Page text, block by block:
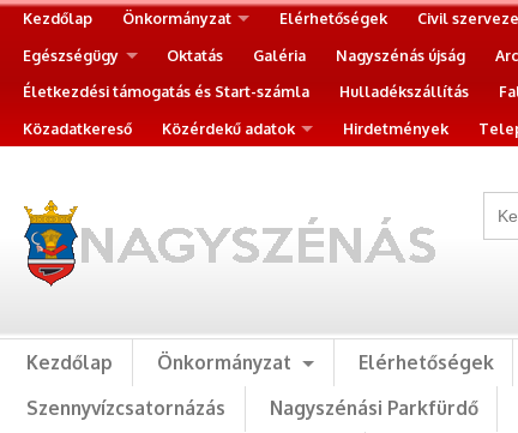
Kezdőlap Önkormányzat Elérhetőségek Civil
Egészségügy
Oktatás Galéria Nagyszénás újság
Életkezdési támogatás és Start-számla
Hulladékszállítás
Közadatkereső
Közérdekű adatok Hirdetmények
Kezdőlap Önkormányzat Elérhetőségek
Szennyvízcsatornázás
Nagyszénási Parkfürdő